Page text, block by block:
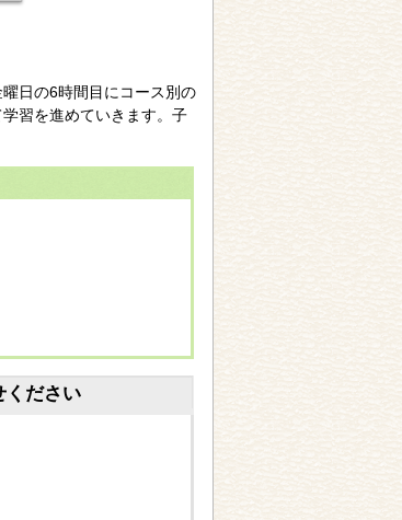
日の6時間目にコース別の
習を進めていきます。子
ください